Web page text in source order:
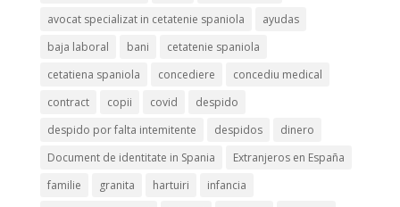
avocat specializat in cetatenie spaniola
ayudas
baja laboral
bani
cetatenie spaniola
cetatiena spaniola
concediere
concediu medical
contract
copii covid
despido
despido por falta intemitente
despidos
dinero
Document de identitate in Spania
Extranjeros en España
familie
granita hartuiri
infancia